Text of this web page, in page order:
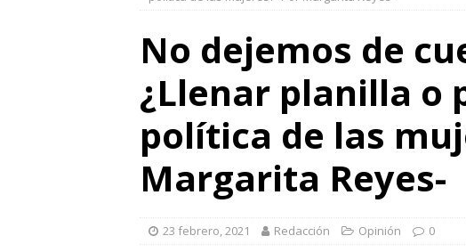
No dejemos de
¿Llenar planilla o
política de las
Margarita Reyes-
23 febrero, 2021 Redacción Opinión 0